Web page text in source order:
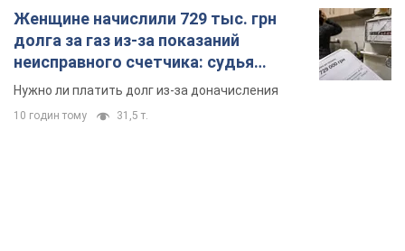
Женщине начислили 729 тыс. грн
долга за газ из-за показаний
неисправного счетчика: судья
вынес неожиданное решение
Нужно ли платить долг из-за доначисления
10 годин тому 31,5 т.